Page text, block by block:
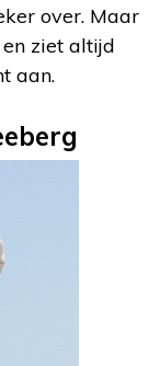
over. Maar
ziet altijd
aan.